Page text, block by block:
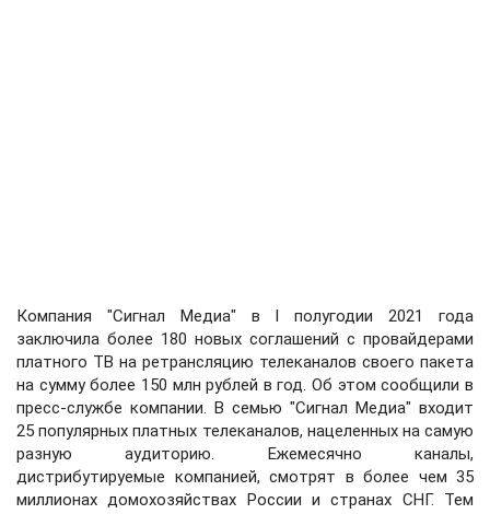
Компания "Сигнал Медиа" в I полугодии 2021 года
заключила более 180 новых соглашений с провайдерами
платного ТВ на ретрансляцию телеканалов своего пакета
на сумму более 150 млн рублей в год. Об этом сообщили в
пресс-службе компании. В семью "Сигнал Медиа" входит
25 популярных платных телеканалов, нацеленных на самую
разную аудиторию. Ежемесячно каналы,
дистрибутируемые компанией, смотрят в более чем 35
миллионах домохозяйствах России и странах СНГ. Тем